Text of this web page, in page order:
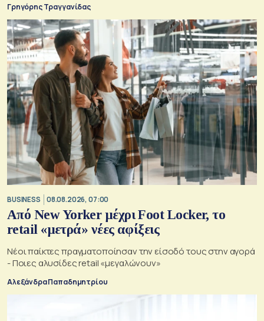
Γρηγόρης Τραγγανίδας
BUSINESS 08.08.2026, 07:00
Από New Yorker μέχρι Foot Locker, το
retail «μετρά» νέες αφίξεις
Νέοι παίκτες πραγματοποίησαν την είσοδό τους στην αγορά
- Ποιες αλυσίδες retail «μεγαλώνουν»
Αλεξάνδρα Παπαδημητρίου